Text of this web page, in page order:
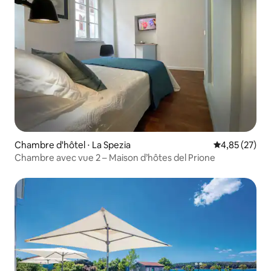
Chambre d'hôtel ⋅ La Spezia Évaluation
4,85 (27)
Chambre avec vue 2 – Maison d’hôtes del Prione